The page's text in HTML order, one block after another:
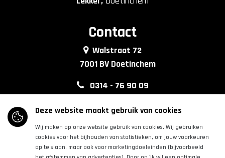
Contact
Walstraat 72
7001 BV Doetinchem
0314 - 76 90 09
info@lkkrdoetinchem.nl
Volg ons
Deze website maakt gebruik van cookies
Wij maken op onze website gebruik van cookies. Wij gebruiken
cookies voor het bijhouden van statistieken, om jouw voorkeuren
op te slaan, maar ook voor marketingdoeleinden (bijvoorbeeld